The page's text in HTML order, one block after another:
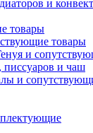
и
товары
товары
и
писсуаров и чаш
и